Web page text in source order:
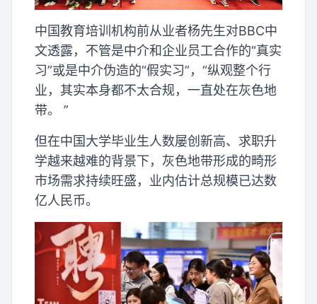
中国教育培训机构前从业者杨先生对BBC中
文透露，不管是中介和企业员工合作的“真实
习”或是中介伪造的“假实习”，“纵观整个行
业，其实本身都不太合规，一直处在灰色地
带。 ”
但在中国大学毕业生人数屡创新高、求职升
学越来越难的背景下，灰色地带形成的畸形
市场需求持续旺盛，业内估计总规模已达数
亿人民币。